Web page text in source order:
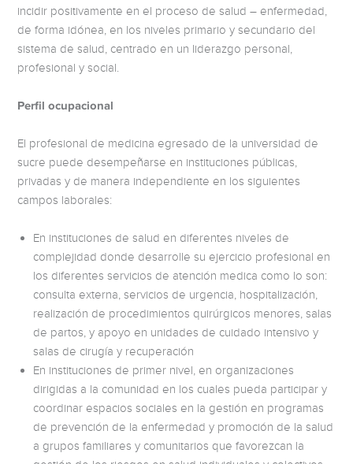
incidir positivamente en el proceso de salud – enfermedad,
de forma idónea, en los niveles primario y secundario del
sistema de salud, centrado en un liderazgo personal,
profesional y social.
Perfil ocupacional
El profesional de medicina egresado de la universidad de
sucre puede desempeñarse en instituciones públicas,
privadas y de manera independiente en los siguientes
campos laborales:
En instituciones de salud en diferentes niveles de
complejidad donde desarrolle su ejercicio profesional en
los diferentes servicios de atención medica como lo son:
consulta externa, servicios de urgencia, hospitalización,
realización de procedimientos quirúrgicos menores, salas
de partos, y apoyo en unidades de cuidado intensivo y
salas de cirugía y recuperación
En instituciones de primer nivel, en organizaciones
dirigidas a la comunidad en los cuales pueda participar y
coordinar espacios sociales en la gestión en programas
de prevención de la enfermedad y promoción de la salud
a grupos familiares y comunitarios que favorezcan la